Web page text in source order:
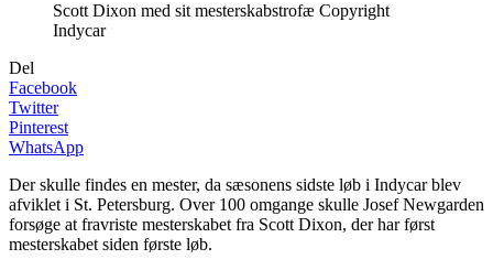
Scott Dixon med sit mesterskabstrofæ Copyright
Indycar
Del
Facebook
Twitter
Pinterest
WhatsApp
Der skulle findes en mester, da sæsonens sidste løb i Indycar blev
afviklet i St. Petersburg. Over 100 omgange skulle Josef Newgarden
forsøge at fravriste mesterskabet fra Scott Dixon, der har først
mesterskabet siden første løb.